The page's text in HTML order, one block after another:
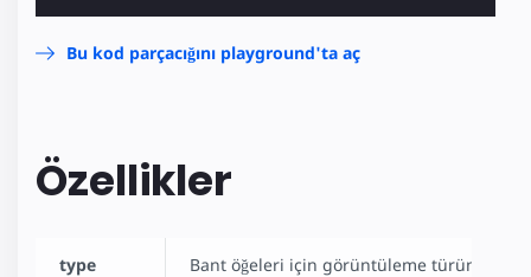
Bu kod parçacığını playground'ta aç
Özellikler
type Bant öğeleri için görüntüleme türünü